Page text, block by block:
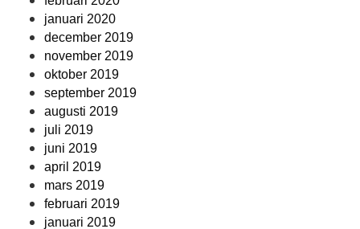
januari 2020
december 2019
november 2019
oktober 2019
september 2019
augusti 2019
juli 2019
juni 2019
april 2019
mars 2019
februari 2019
januari 2019